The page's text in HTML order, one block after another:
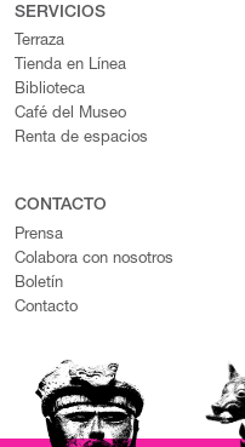
SERVICIOS
Terraza
Tienda en Línea
Biblioteca
Café del Museo
Renta de espacios
CONTACTO
Prensa
Colabora con nosotros
Boletín
Contacto